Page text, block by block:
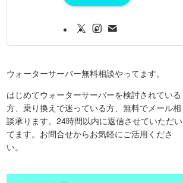
ウォーターサーバー無料相談やってます。
はじめてウォーターサーバーを検討されている
方、乗り換えで迷っている方、無料でメール相
談承ります。24時間以内に返信させていただい
てます。お問合せからお気軽にご活用くださ
い。